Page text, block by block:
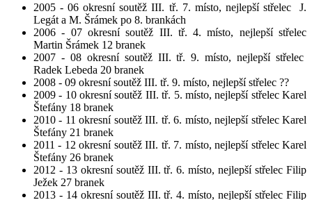
2005 - 06 okresní soutěž III. tř. 7. místo, nejlepší střelec J.
Legát a M. Šrámek po 8. brankách
2006 - 07 okresní soutěž III. tř. 4. místo, nejlepší střelec
Martin Šrámek 12 branek
2007 - 08 okresní soutěž III. tř. 9. místo, nejlepší střelec
Radek Lebeda 20 branek
2008 - 09 okresní soutěž III. tř. 9. místo, nejlepší střelec ??
2009 - 10 okresní soutěž III. tř. 5. místo, nejlepší střelec Karel
Štefány 18 branek
2010 - 11 okresní soutěž III. tř. 6. místo, nejlepší střelec Karel
Štefány 21 branek
2011 - 12 okresní soutěž III. tř. 7. místo, nejlepší střelec Karel
Štefány 26 branek
2012 - 13 okresní soutěž III. tř. 6. místo, nejlepší střelec Filip
Ježek 27 branek
2013 - 14 okresní soutěž III. tř. 4. místo, nejlepší střelec Filip